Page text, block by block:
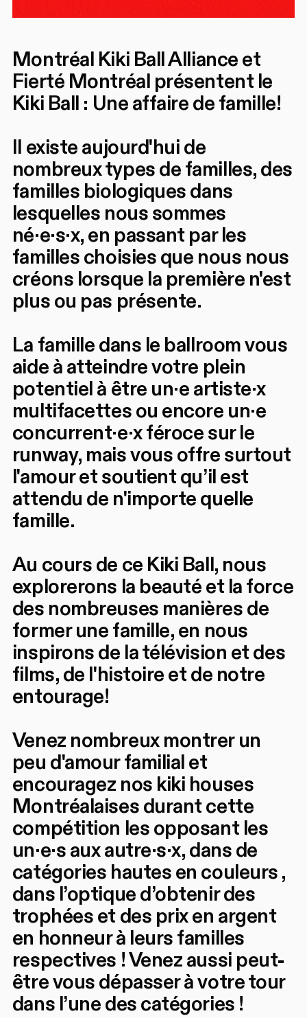
Montréal Kiki Ball Alliance et
Fierté Montréal présentent le
Kiki Ball : Une affaire de famille!
Il existe aujourd'hui de
nombreux types de familles, des
familles biologiques dans
lesquelles nous sommes
né·e·s·x, en passant par les
familles choisies que nous nous
créons lorsque la première n'est
plus ou pas présente.
La famille dans le ballroom vous
aide à atteindre votre plein
potentiel à être un·e artiste·x
multifacettes ou encore un·e
concurrent·e·x féroce sur le
runway, mais vous offre surtout
l'amour et soutient qu’il est
attendu de n'importe quelle
famille.
Au cours de ce Kiki Ball, nous
explorerons la beauté et la force
des nombreuses manières de
former une famille, en nous
inspirons de la télévision et des
films, de l'histoire et de notre
entourage!
Venez nombreux montrer un
peu d'amour familial et
encouragez nos kiki houses
Montréalaises durant cette
compétition les opposant les
un·e·s aux autre·s·x, dans de
catégories hautes en couleurs ,
dans l’optique d’obtenir des
trophées et des prix en argent
en honneur à leurs familles
respectives ! Venez aussi peut-
être vous dépasser à votre tour
dans l’une des catégories !